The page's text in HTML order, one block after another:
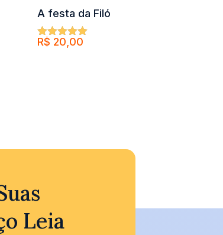
A festa da Filó
Avaliação
R$ 20,00
Leia